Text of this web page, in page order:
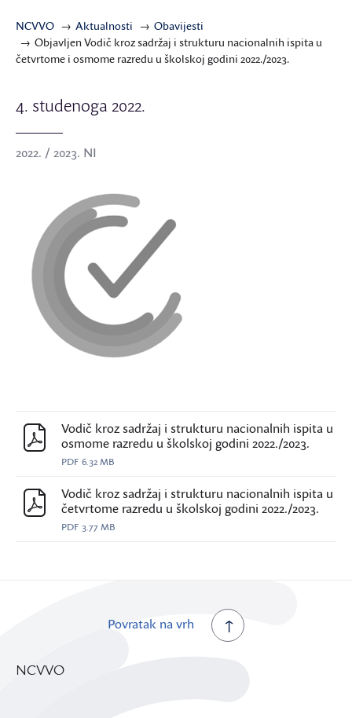
NCVVO Aktualnosti
Obavijesti
Objavljen Vodič kroz sadržaj i strukturu nacionalnih ispita u
četvrtome i osmome razredu u školskoj godini 2022./2023.
4. studenoga 2022.
2022. / 2023. NI
Vodič kroz sadržaj i strukturu nacionalnih ispita u
osmome razredu u školskoj godini 2022./2023.
PDF 6.32 MB
Vodič kroz sadržaj i strukturu nacionalnih ispita u
četvrtome razredu u školskoj godini 2022./2023.
PDF 3.77 MB
Povratak na vrh
NCVVO